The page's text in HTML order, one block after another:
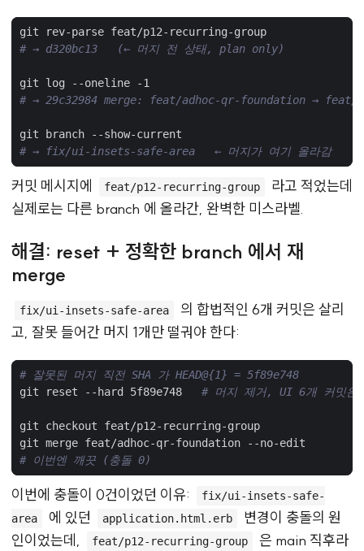
# → d320bc13   (← 머지 전 상태, plan only)
# → 29c32984 merge: feat/adhoc-qr-foundation →
# → fix/ui-insets-safe-area   ← 머지가 여기 올라감
커밋 메시지에 feat/p12-recurring-group
라고 적었는데
실제로는 다른 branch 에 올라간, 완벽한 미스라벨.
해결: reset + 정확한 branch 에서 재
merge
fix/ui-insets-safe-area
의 합법적인 6개 커밋은 살리
고, 잘못 들어간 머지 1개만 떨궈야 한다:
# 잘못된 머지 직전 SHA 가 HEAD@{1} = 5f89e748
git reset --hard 5f89e748 # 머지 제거, UI 6개 커밋은
# 이번엔 깨끗 (충돌 0)
이번에 충돌이 0건이었던 이유:
fix/ui-insets-safe-
area
에 있던 application.html.erb
변경이 충돌의 원
인이었는데,
feat/p12-recurring-group
은 main 직후라